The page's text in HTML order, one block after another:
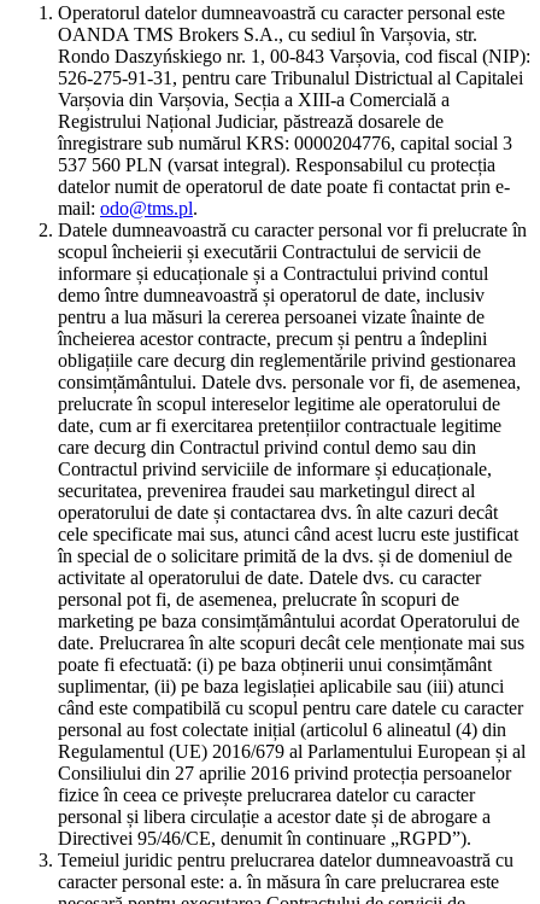
Operatorul datelor dumneavoastră cu caracter personal este
OANDA TMS Brokers S.A., cu sediul în Varșovia, str.
Rondo Daszyńskiego nr. 1, 00-843 Varșovia, cod fiscal (NIP):
526-275-91-31, pentru care Tribunalul Districtual al Capitalei
Varșovia din Varșovia, Secția a XIII-a Comercială a
Registrului Național Judiciar, păstrează dosarele de
înregistrare sub numărul KRS: 0000204776, capital social 3
537 560 PLN (varsat integral). Responsabilul cu protecția
datelor numit de operatorul de date poate fi contactat prin e-
mail: odo@tms.pl.
Datele dumneavoastră cu caracter personal vor fi prelucrate în
scopul încheierii și executării Contractului de servicii de
informare și educaționale și a Contractului privind contul
demo între dumneavoastră și operatorul de date, inclusiv
pentru a lua măsuri la cererea persoanei vizate înainte de
încheierea acestor contracte, precum și pentru a îndeplini
obligațiile care decurg din reglementările privind gestionarea
consimțământului. Datele dvs. personale vor fi, de asemenea,
prelucrate în scopul intereselor legitime ale operatorului de
date, cum ar fi exercitarea pretențiilor contractuale legitime
care decurg din Contractul privind contul demo sau din
Contractul privind serviciile de informare și educaționale,
securitatea, prevenirea fraudei sau marketingul direct al
operatorului de date și contactarea dvs. în alte cazuri decât
cele specificate mai sus, atunci când acest lucru este justificat
în special de o solicitare primită de la dvs. și de domeniul de
activitate al operatorului de date. Datele dvs. cu caracter
personal pot fi, de asemenea, prelucrate în scopuri de
marketing pe baza consimțământului acordat Operatorului de
date. Prelucrarea în alte scopuri decât cele menționate mai sus
poate fi efectuată: (i) pe baza obținerii unui consimțământ
suplimentar, (ii) pe baza legislației aplicabile sau (iii) atunci
când este compatibilă cu scopul pentru care datele cu caracter
personal au fost colectate inițial (articolul 6 alineatul (4) din
Regulamentul (UE) 2016/679 al Parlamentului European și al
Consiliului din 27 aprilie 2016 privind protecția persoanelor
fizice în ceea ce privește prelucrarea datelor cu caracter
personal și libera circulație a acestor date și de abrogare a
Directivei 95/46/CE, denumit în continuare „RGPD”).
Temeiul juridic pentru prelucrarea datelor dumneavoastră cu
caracter personal este: a. în măsura în care prelucrarea este